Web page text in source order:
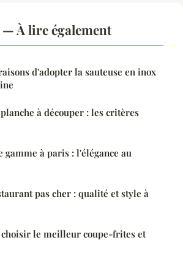
À lire également
d'adopter la sauteuse en inox
à découper : les critères
gamme à paris : l'élégance au
pas cher : qualité et style à
choisir le meilleur coupe-frites et